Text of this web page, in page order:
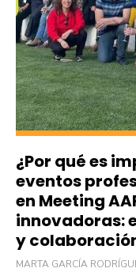
¿Por qué es
eventos
en Meeting
innovadoras:
y
MARTA GARCÍA